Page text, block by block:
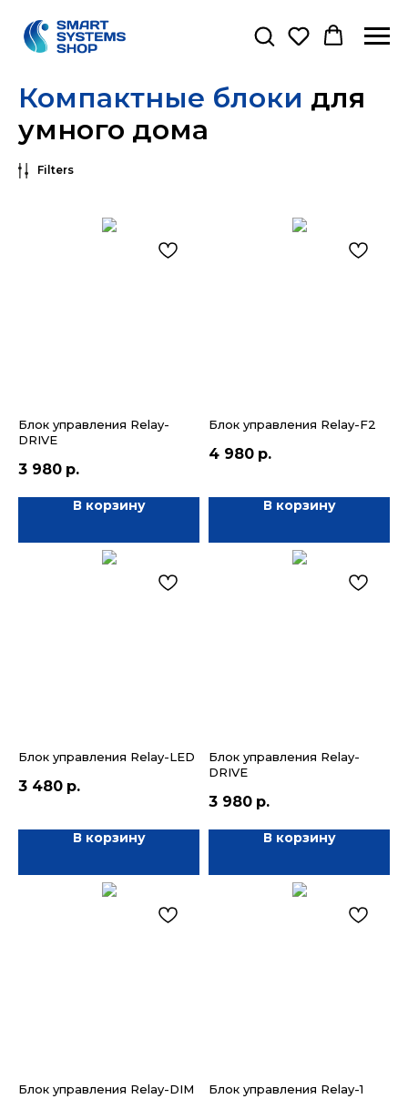
Компактные блоки для
умного дома
Filters
Блок управления Relay-
DRIVE
3 980 р.
В корзину
Блок управления Relay-F2
4 980 р.
В корзину
Блок управления Relay-LED
3 480 р.
В корзину
Блок управления Relay-
DRIVE
3 980 р.
В корзину
Блок управления Relay-DIM Блок управления Relay-1